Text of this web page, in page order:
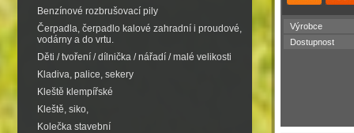
Benzínové rozbrušovací pily
Čerpadla, čerpadlo kalové zahradní i proudové,
vodárny a do vrtu.
Děti / tvoření / dílnička / nářadí / malé velikosti
Kladiva, palice, sekery
Kleště klempířské
Kleště, siko,
Kolečka stavební
Výrobce
Dostupnost